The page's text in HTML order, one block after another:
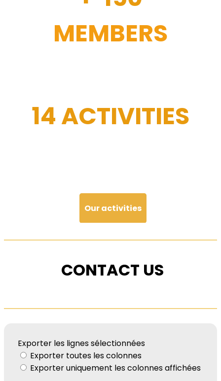
MEMBERS
14 ACTIVITIES
Our activities
CONTACT US